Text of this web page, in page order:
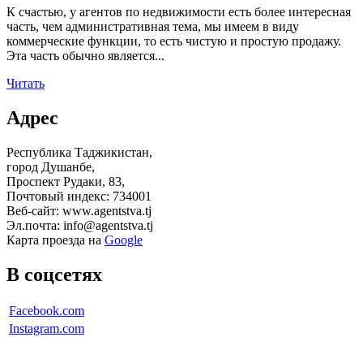
К счастью, у агентов по недвижимости есть более интересная
часть, чем административная тема, мы имеем в виду
коммерческие функции, то есть чистую и простую продажу.
Эта часть обычно является...
Читать
Адрес
Республика Таджикистан,
город Душанбе,
Проспект Рудаки, 83,
Почтовый индекс: 734001
Веб-сайт: www.agentstva.tj
Эл.почта: info@agentstva.tj
Карта проезда на Google
В соцсетях
Facebook.com
Instagram.com